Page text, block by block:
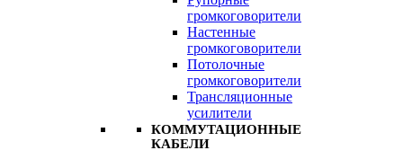
громкоговорители
Настенные
громкоговорители
Потолочные
громкоговорители
Трансляционные
усилители
КОММУТАЦИОННЫЕ
КАБЕЛИ